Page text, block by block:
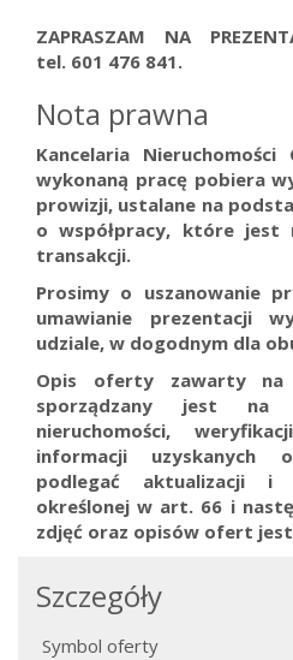
ZAPRASZAM NA
tel. 601 476 841.
Nota prawna
Kancelaria
wykonaną pracę pobiera
prowizji, ustalane na
o współpracy, które jest
transakcji.
Prosimy o uszanowanie
umawianie prezentacji
udziale, w dogodnym dla
Opis oferty zawarty na
sporządzany jest na
nieruchomości,
informacji uzyskanych
podlegać aktualizacji
określonej w art. 66 i
zdjęć oraz opisów ofert
Szczegóły
Symbol oferty